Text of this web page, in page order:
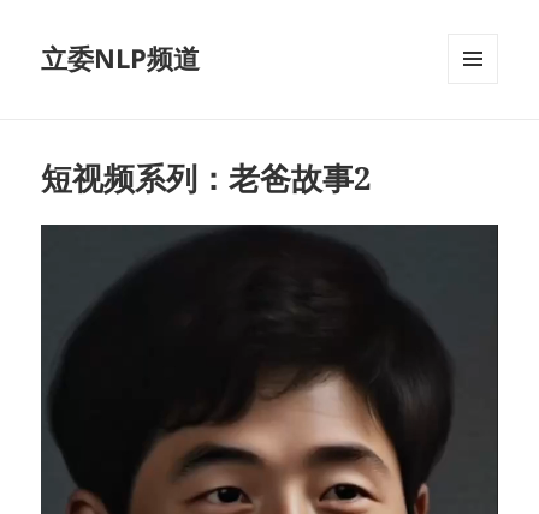
立委NLP频道
短视频系列：老爸故事2